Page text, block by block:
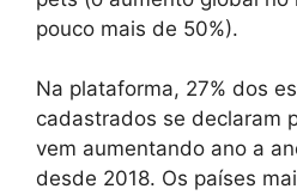
pouco mais de 50%).
Na plataforma, 27% dos
cadastrados se declaram
vem aumentando ano a
desde 2018. Os países